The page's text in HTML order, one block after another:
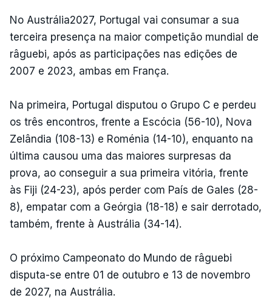
No Austrália2027, Portugal vai consumar a sua
terceira presença na maior competição mundial de
râguebi, após as participações nas edições de
2007 e 2023, ambas em França.
Na primeira, Portugal disputou o Grupo C e perdeu
os três encontros, frente a Escócia (56-10), Nova
Zelândia (108-13) e Roménia (14-10), enquanto na
última causou uma das maiores surpresas da
prova, ao conseguir a sua primeira vitória, frente
às Fiji (24-23), após perder com País de Gales (28-
8), empatar com a Geórgia (18-18) e sair derrotado,
também, frente à Austrália (34-14).
O próximo Campeonato do Mundo de râguebi
disputa-se entre 01 de outubro e 13 de novembro
de 2027, na Austrália.